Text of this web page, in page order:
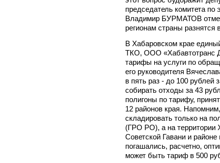
председатель комитета
Владимир БУРМАТОВ
регионам страны разнятся
В Хабаровском крае
ТКО, ООО «Хабавтотранс
тарифы на услуги по
его руководителя
в пять раз - до 100 рублей
собирать отходы за 43
полигоны по тарифу,
12 районов края.
складировать только на
(ГРО РО), а на территории
Советской Гавани и
погашались, расчетно,
может быть тариф в 500